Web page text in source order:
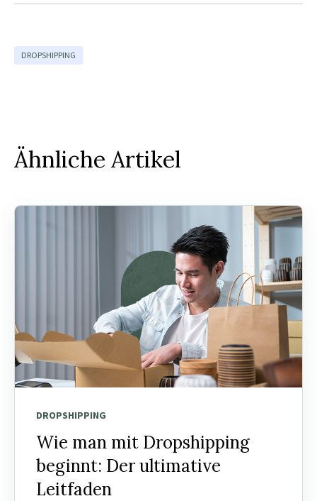
DROPSHIPPING
Ähnliche Artikel
DROPSHIPPING
Wie man mit Dropshipping
beginnt: Der ultimative
Leitfaden